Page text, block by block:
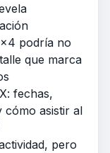
podría no
que marca
fechas,
cómo asistir al
pero